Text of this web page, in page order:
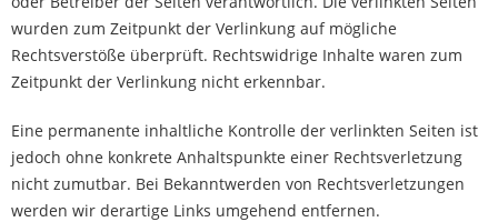
wurden zum Zeitpunkt der Verlinkung auf mögliche
Rechtsverstöße überprüft. Rechtswidrige Inhalte waren zum
Zeitpunkt der Verlinkung nicht erkennbar.
Eine permanente inhaltliche Kontrolle der verlinkten Seiten ist
jedoch ohne konkrete Anhaltspunkte einer Rechtsverletzung
nicht zumutbar. Bei Bekanntwerden von Rechtsverletzungen
werden wir derartige Links umgehend entfernen.